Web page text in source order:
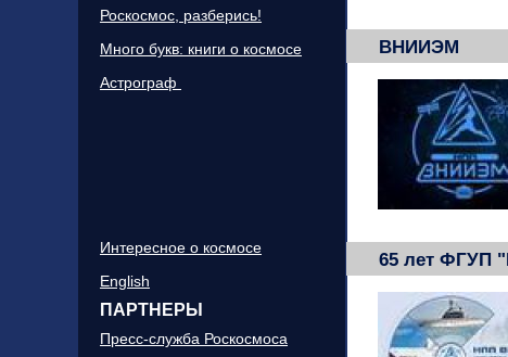
Роскосмос, разберись!
Много букв: книги о космосе
Астрограф
Интересное о космосе
English
ПАРТНЕРЫ
Пресс-служба Роскосмоса
ВНИИЭМ
65 лет ФГУП